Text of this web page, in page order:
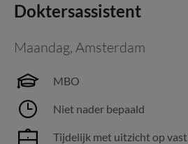
Doktersassistent
Maandag, Amsterdam
MBO
Niet nader bepaald
Tijdelijk met uitzicht op vast